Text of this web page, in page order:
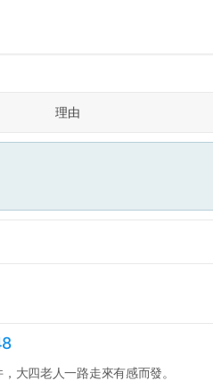
理由
大四老人一路走來有感而發。